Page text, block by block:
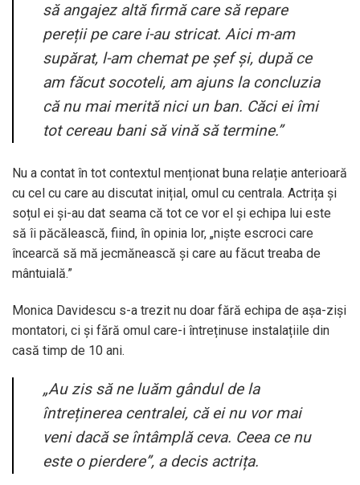
să angajez altă firmă care să repare
pereții pe care i-au stricat. Aici m-am
supărat, l-am chemat pe șef și, după ce
am făcut socoteli, am ajuns la concluzia
că nu mai merită nici un ban. Căci ei îmi
tot cereau bani să vină să termine.”
Nu a contat în tot contextul menționat buna relație anterioară
cu cel cu care au discutat inițial, omul cu centrala. Actrița și
soțul ei și-au dat seama că tot ce vor el și echipa lui este
să îi păcălească, fiind, în opinia lor, „niște escroci care
încearcă să mă jecmănească și care au făcut treaba de
mântuială.”
Monica Davidescu s-a trezit nu doar fără echipa de așa-ziși
montatori, ci și fără omul care-i întreținuse instalațiile din
casă timp de 10 ani.
„Au zis să ne luăm gândul de la
întreținerea centralei, că ei nu vor mai
veni dacă se întâmplă ceva. Ceea ce nu
este o pierdere”, a decis actrița.